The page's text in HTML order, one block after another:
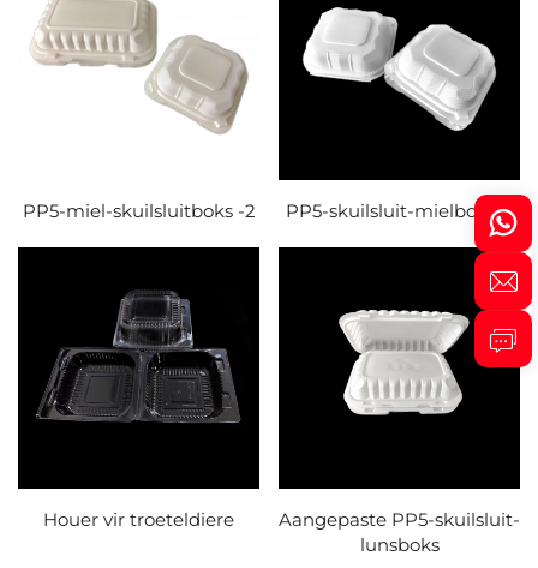
PP5-miel-skuilsluitboks -2 PP5-skuilsluit-mielboks -1
Houer vir troeteldiere
Aangepaste PP5-skuilsluit-
lunsboks